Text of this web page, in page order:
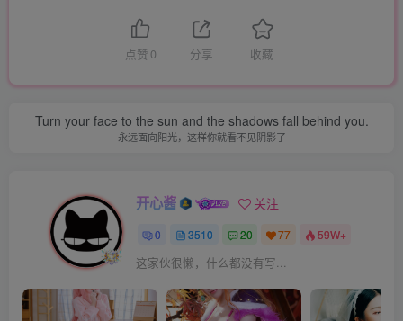
点赞 0 分享 收藏
Turn your face to the sun and the shadows fall behind you.
永远面向阳光，这样你就看不见阴影了
开心酱 关注
0 3510 20 77 59W+
这家伙很懒，什么都没有写...